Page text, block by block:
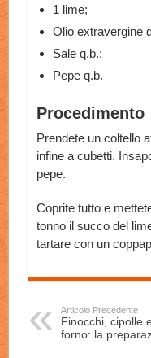
1 lime;
Olio extravergine
Sale q.b.;
Pepe q.b.
Procedimento
Prendete un coltello
infine a cubetti.
pepe.
Coprite tutto e
tonno il succo del
tartare con un
Articolo Precedente
Finocchi, cipolle
forno: la